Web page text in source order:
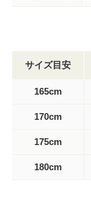
サイズ目安
165cm
170cm
175cm
180cm